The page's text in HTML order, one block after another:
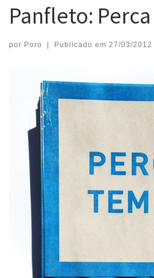
Panfleto:
por Poro | Publicado em 27/03/2012